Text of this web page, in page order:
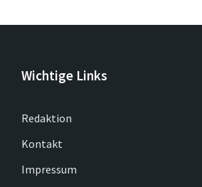
Wichtige Links
Redaktion
Kontakt
Impressum